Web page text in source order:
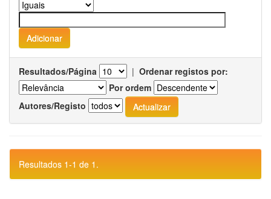
Resultados/Página | Ordenar registos por:
Por ordem
Autores/Registo
Resultados 1-1 de 1.